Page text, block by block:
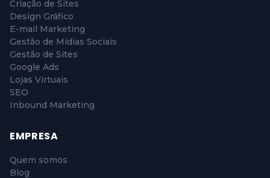
Criação de Sites
Design Gráfico
E-mail Marketing
Gestão de Mídias Sociais
Gestão de Sites
Google Ads
Lojas Virtuais
SEO
Inbound Marketing
EMPRESA
Quem somos
Blog